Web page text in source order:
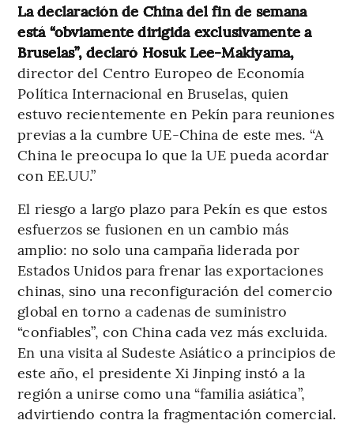
La declaración de China del fin de semana
está “obviamente dirigida exclusivamente a
Bruselas”, declaró Hosuk Lee-Makiyama,
director del Centro Europeo de Economía
Política Internacional en Bruselas, quien
estuvo recientemente en Pekín para reuniones
previas a la cumbre UE-China de este mes. “A
China le preocupa lo que la UE pueda acordar
con EE.UU.”
El riesgo a largo plazo para Pekín es que estos
esfuerzos se fusionen en un cambio más
amplio: no solo una campaña liderada por
Estados Unidos para frenar las exportaciones
chinas, sino una reconfiguración del comercio
global en torno a cadenas de suministro
“confiables”, con China cada vez más excluida.
En una visita al Sudeste Asiático a principios de
este año, el presidente Xi Jinping instó a la
región a unirse como una “familia asiática”,
advirtiendo contra la fragmentación comercial.